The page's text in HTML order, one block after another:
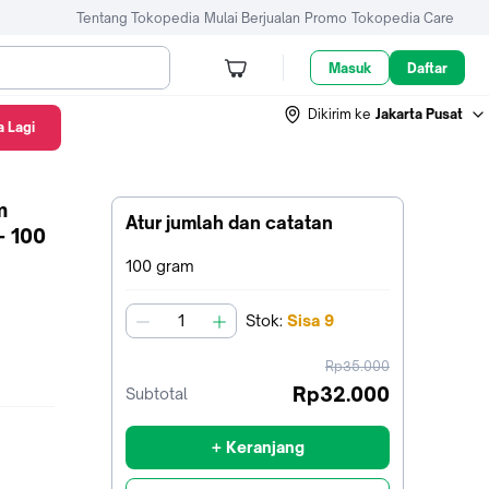
Tentang Tokopedia Mulai Berjualan Promo Tokopedia Care
Masuk Daftar
Dikirim ke Jakarta Pusat
Atur jumlah dan catatan
Terpilih:
100 gram
jumlah Stok: Sisa 9
harga
sebelum
Rp35.000
Subtotal Rp32.000
+ Keranjang
100
Lagi